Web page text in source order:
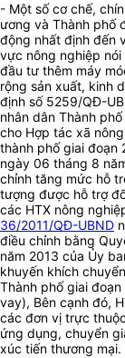
- Một số cơ chế,
ương và Thành phố
động nhất định đến
vực nông nghiệp
đầu tư thêm máy
rộng sản xuất, kinh
định số 5259/QĐ-
nhân dân Thành
cho Hợp tác xã
thành phố giai đoạn
ngày 06 tháng 8
chỉnh tăng mức hỗ
tượng được hỗ trợ
các HTX nông
36/2011/QĐ-UBND
điều chỉnh bằng
năm 2013 của Ủy
khuyến khích
Thành phố giai
vay), Bên cạnh đó,
các đơn vị trực
ứng dụng, chuyển
xúc tiến thương mại.